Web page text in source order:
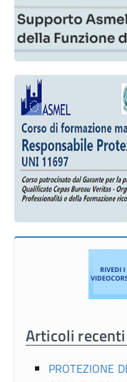
Articoli recenti
PROTEZIONE